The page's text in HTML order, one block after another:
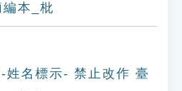
本_枇
姓名標示- 禁止改作 臺